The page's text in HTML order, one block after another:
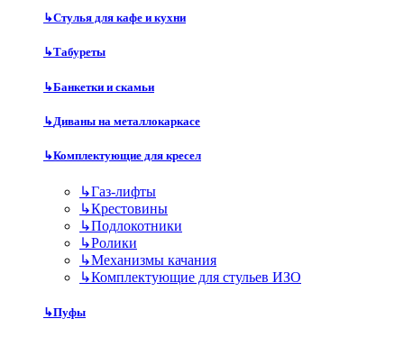
↳Стулья для кафе и кухни
↳Табуреты
↳Банкетки и скамьи
↳Диваны на металлокаркасе
↳Комплектующие для кресел
↳Газ-лифты
↳Крестовины
↳Подлокотники
↳Ролики
↳Механизмы качания
↳Комплектующие для стульев ИЗО
↳Пуфы